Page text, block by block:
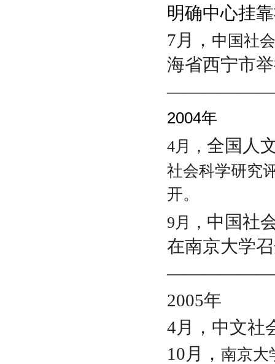
明确中心挂
7月， 中国社
海省西宁市
2004年
4月，全国人
社会科学研究
开。
9月， 中国社
在南京大学
2005年
4月，中文社
10月，南京大